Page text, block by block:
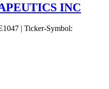
INC
| Ticker-Symbol: